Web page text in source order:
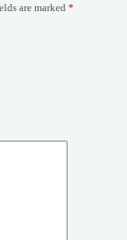
are marked *